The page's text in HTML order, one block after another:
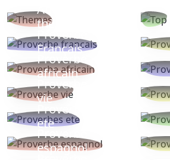
Autres
thèmes
Proverbe
Français
Proverbe
africain
Proverbe
vie
Proverbes
ete
Proverbe
espagnol